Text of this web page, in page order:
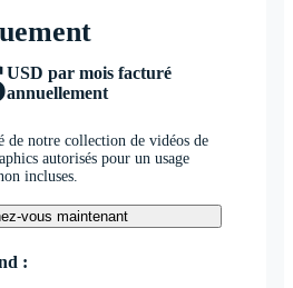
USD par mois facturé
annuellement
de notre collection de vidéos de
autorisés pour un usage
incluses.
vous maintenant
: